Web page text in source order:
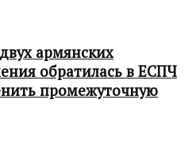
армянских
обратилась в ЕСПЧ
промежуточную